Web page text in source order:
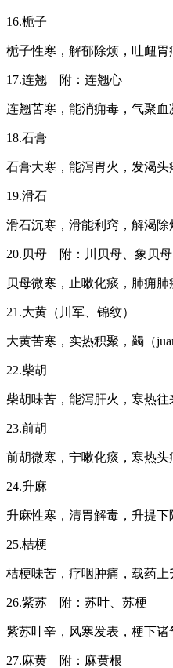
16.栀子
栀子性寒，解郁除烦，吐衄胃
17.连翘 附：连翘心
连翘苦寒，能消痈毒，气聚血
18.石膏
石膏大寒，能泻胃火，发渴头
19.滑石
滑石沉寒，滑能利窍，解渴除
20.贝母 附：川贝母、象贝母
贝母微寒，止嗽化痰，肺痈肺
21.大黄（川军、锦纹）
大黄苦寒，实热积聚，蠲（
22.柴胡
柴胡味苦，能泻肝火，寒热往
23.前胡
前胡微寒，宁嗽化痰，寒热头
24.升麻
升麻性寒，清胃解毒，升提下
25.桔梗
桔梗味苦，疗咽肿痛，载药上
26.紫苏 附：苏叶、苏梗
紫苏叶辛，风寒发表，梗下诸
27.麻黄 附：麻黄根